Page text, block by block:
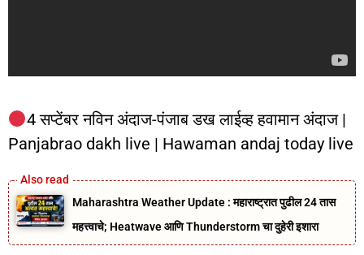
4 सप्टेंबर नविन अंदाज-पंजाब डख लाईव्ह हवामान अंदाज |
Panjabrao dakh live | Hawaman andaj today live
Maharashtra Weather Update : महाराष्ट्रात पुढील 24 तास
महत्त्वाचे; Heatwave आणि Thunderstorm चा दुहेरी इशारा